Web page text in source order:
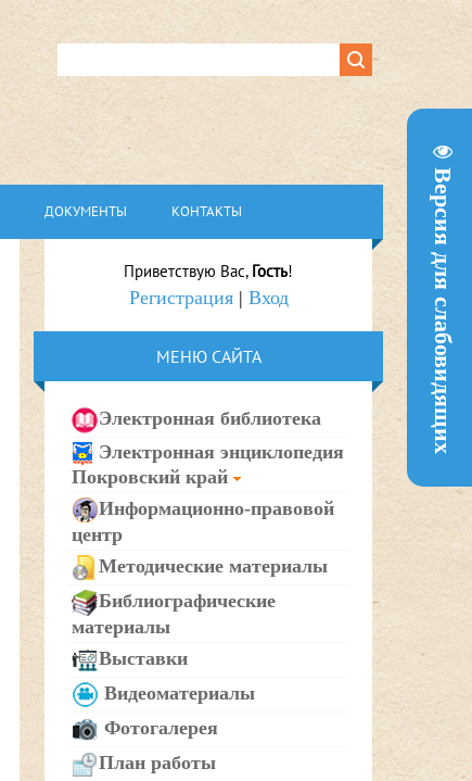
Версия для слабовидящих
ДОКУМЕНТЫ КОНТАКТЫ
Приветствую Вас, Гость!
Регистрация| Вход
МЕНЮ САЙТА
Электронная библиотека
Электронная энциклопедия
Покровский край
Информационно-правовой
центр
Методические материалы
Библиографические
материалы
Выставки
Видеоматериалы
Фотогалерея
План работы